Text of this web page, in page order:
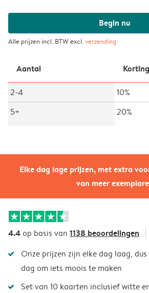
Elke dag lage prijzen, met extra
van meer
Begin nu
Alle prijzen incl. BTW excl.verzending
Aantal Korting
2-4
10%
5+
20%
4.4op basis van 1138 beoordelingen
Onze prijzen zijn elke dag laag,
dag om iets moois te maken
Set van 10 kaarten inclusief witte